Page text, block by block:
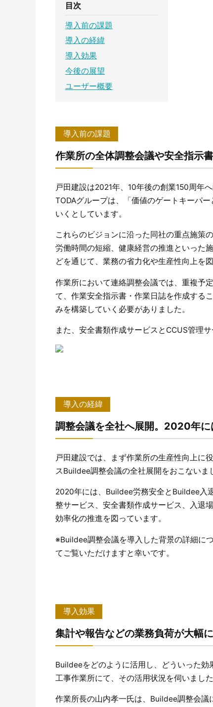
目次
導入前の課題
導入の経緯
導入効果
今後の展望
ユーザー概要
導入前の課題
作業所の全体調整会議や安全指示
戸田建設は2021年、10年後の創業150周年
TODAグループは、「価値のゲートキーパ
いくとしています。
これらのビジョンに沿った同社の重点施策
労働時間の短縮、健康経営の推進といった
どを通じて、業務の省力化や生産性向上を図
作業所において連絡調整会議では、重複予
て、作業安全指示書・作業日誌を作成する
みを構築していく必要がありました。
また、安全書類作成サービスとCCUS管理
導入の経緯
調整会議を全社へ展開。2020年に
戸田建設では、まず作業所の生産性向上に
スBuildee調整会議の全社展開をおこないま
2020年には、Buildee労務安全とBuildee入
整サービス、安全書類作成サービス、入退
効率化の推進を図っています。
※Buildee調整会議を導入した背景の詳細に
てご覧いただけますと幸いです。
導入効果
集計や報告などの業務負荷が大幅
Buildeeをどのように活用し、どういった
工事作業所にて、その活用状況を伺いました
作業所長の山内孝一氏は、Buildee調整会